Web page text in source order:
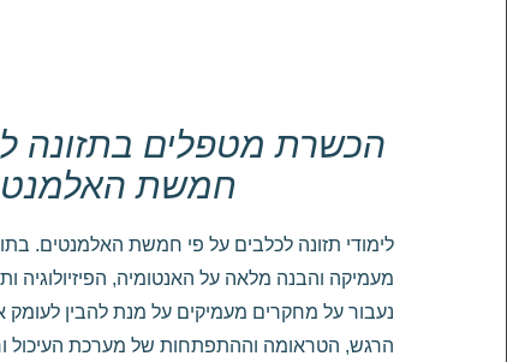
הכשרת מטפלים בתזונה
חמשת
לימודי תזונה לכלבים על פי חמשת האלמנטים.
מעמיקה והבנה מלאה על האנטומיה, הפיזיולוגיה
נעבור על מחקרים מעמיקים על מנת להבין לעומק
הרגש, הטראומה וההתפתחות של מערכת העיכול